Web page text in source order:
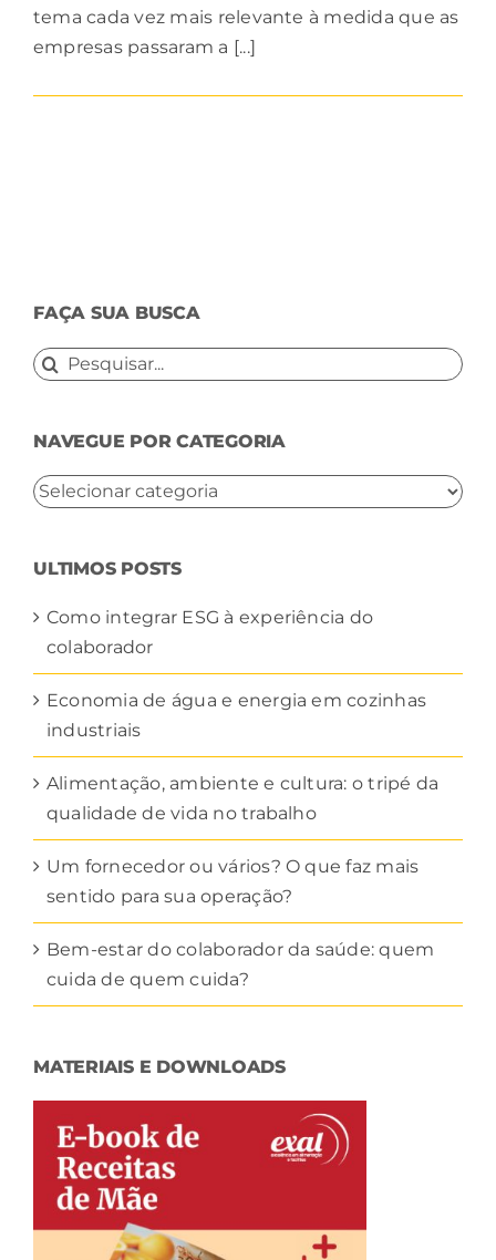
tema cada vez mais relevante à medida que as
empresas passaram a [...]
FAÇA SUA BUSCA
Buscar
NAVEGUE POR CATEGORIA
NAVEGUE
ULTIMOS POSTS
Como integrar ESG à experiência do
colaborador
Economia de água e energia em cozinhas
industriais
Alimentação, ambiente e cultura: o tripé da
qualidade de vida no trabalho
Um fornecedor ou vários? O que faz mais
sentido para sua operação?
Bem-estar do colaborador da saúde: quem
cuida de quem cuida?
MATERIAIS E DOWNLOADS